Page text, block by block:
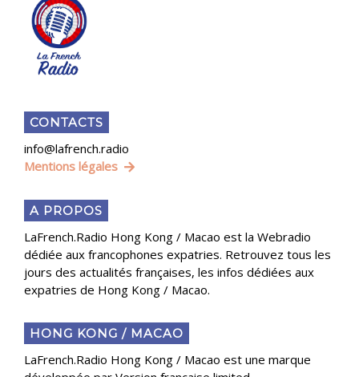
CONTACTS
info@lafrench.radio
Mentions légales
A PROPOS
LaFrench.Radio Hong Kong / Macao est la Webradio
dédiée aux francophones expatries. Retrouvez tous les
jours des actualités françaises, les infos dédiées aux
expatries de Hong Kong / Macao.
HONG KONG / MACAO
LaFrench.Radio Hong Kong / Macao est une marque